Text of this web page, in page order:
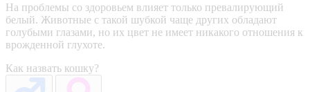
На проблемы со здоровьем влияет только превалирующий
белый. Животные с такой шубкой чаще других обладают
голубыми глазами, но их цвет не имеет никакого отношения к
врожденной глухоте.
Как назвать кошку?